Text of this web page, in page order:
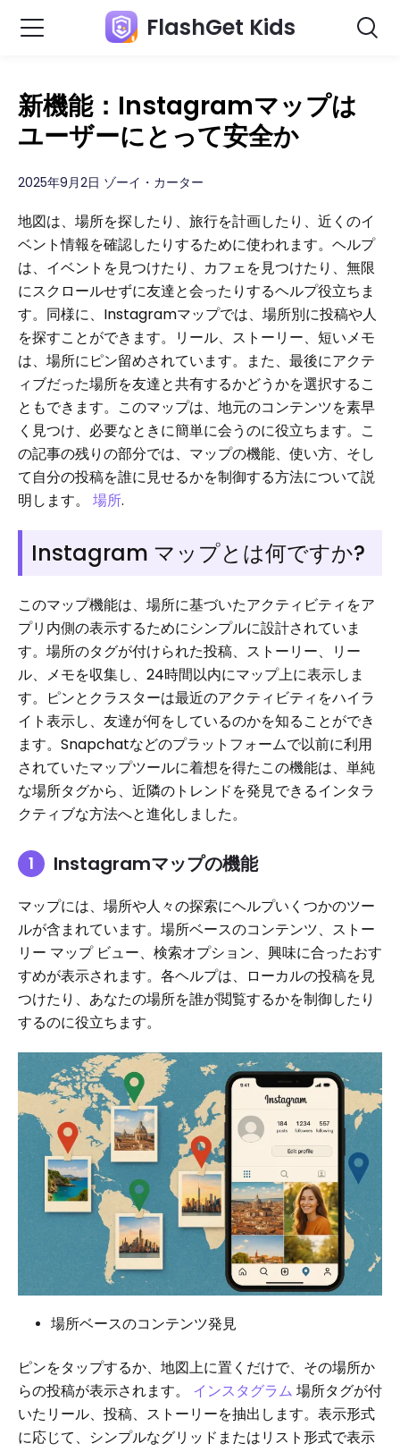
FlashGet Kids
新機能：Instagramマップは
ユーザーにとって安全か
2025年9月2日 ゾーイ・カーター
地図は、場所を探したり、旅行を計画したり、近くのイ
ベント情報を確認したりするために使われます。ヘルプ
は、イベントを見つけたり、カフェを見つけたり、無限
にスクロールせずに友達と会ったりするヘルプ役立ちま
す。同様に、Instagramマップでは、場所別に投稿や人
を探すことができます。リール、ストーリー、短いメモ
は、場所にピン留めされています。また、最後にアクテ
ィブだった場所を友達と共有するかどうかを選択するこ
ともできます。このマップは、地元のコンテンツを素早
く見つけ、必要なときに簡単に会うのに役立ちます。こ
の記事の残りの部分では、マップの機能、使い方、そし
て自分の投稿を誰に見せるかを制御する方法について説
明します。 場所.
Instagram マップとは何ですか?
このマップ機能は、場所に基づいたアクティビティをア
プリ内側の表示するためにシンプルに設計されていま
す。場所のタグが付けられた投稿、ストーリー、リー
ル、メモを収集し、24時間以内にマップ上に表示しま
す。ピンとクラスターは最近のアクティビティをハイラ
イト表示し、友達が何をしているのかを知ることができ
ます。Snapchatなどのプラットフォームで以前に利用
されていたマップツールに着想を得たこの機能は、単純
な場所タグから、近隣のトレンドを発見できるインタラ
クティブな方法へと進化しました。
Instagramマップの機能
マップには、場所や人々の探索にヘルプいくつかのツー
ルが含まれています。場所ベースのコンテンツ、ストー
リー マップ ビュー、検索オプション、興味に合ったおす
すめが表示されます。各ヘルプは、ローカルの投稿を見
つけたり、あなたの場所を誰が閲覧するかを制御したり
するのに役立ちます。
場所ベースのコンテンツ発見
ピンをタップするか、地図上に置くだけで、その場所か
らの投稿が表示されます。 インスタグラム 場所タグが付
いたリール、投稿、ストーリーを抽出します。表示形式
に応じて、シンプルなグリッドまたはリスト形式で表示